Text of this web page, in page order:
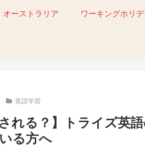
オーストラリア ワーキングホリ
英語学習
される？】トライズ英
る方へ